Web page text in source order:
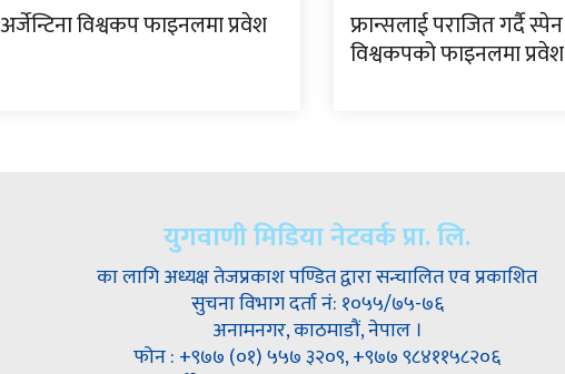
अर्जेन्टिना विश्वकप फाइनलमा प्रवेश फ्रान्सलाई पराजित गर्दै स्पेन
विश्वकपको फाइनलमा प्रवेश
युगवाणी मिडिया नेटवर्क प्रा. लि.
का लागि अध्यक्ष तेजप्रकाश पण्डित द्वारा सन्चालित एव प्रकाशित
सुचना विभाग दर्ता नं: १०५५/७५-७६
अनामनगर, काठमाडौं, नेपाल ।
फोन : +९७७ (०१) ५५७ ३२०९, +९७७ ९८४११५८२०६